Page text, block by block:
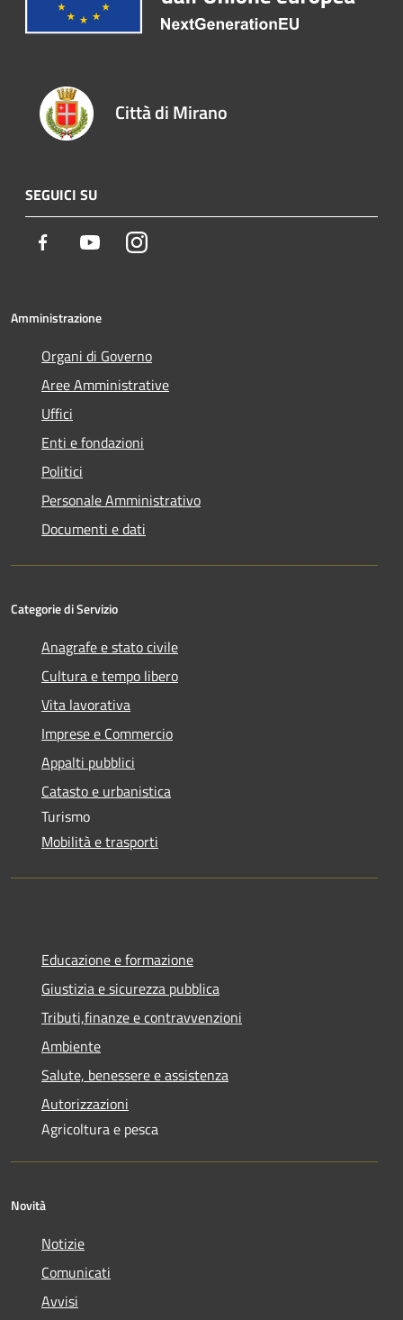
Città di Mirano
SEGUICI SU
Facebook YoutubeInstagram
Amministrazione
Organi di Governo
Aree Amministrative
Uffici
Enti e fondazioni
Politici
Personale Amministrativo
Documenti e dati
Categorie di Servizio
Anagrafe e stato civile
Cultura e tempo libero
Vita lavorativa
Imprese e Commercio
Appalti pubblici
Catasto e urbanistica
Turismo
Mobilità e trasporti
Educazione e formazione
Giustizia e sicurezza pubblica
Tributi,finanze e contravvenzioni
Ambiente
Salute, benessere e assistenza
Autorizzazioni
Agricoltura e pesca
Novità
Notizie
Comunicati
Avvisi